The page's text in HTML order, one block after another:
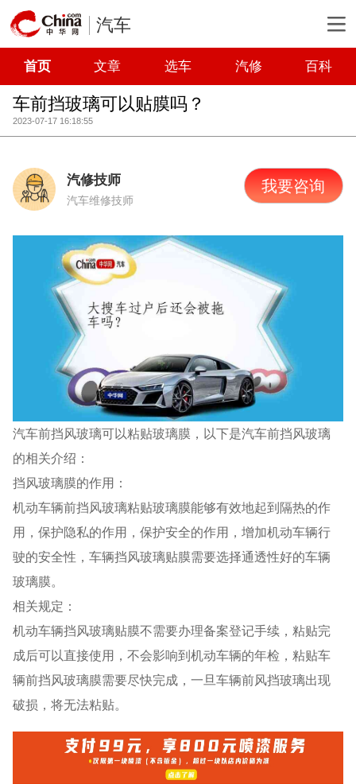
汽车
首页 文章 选车 汽修 百科
车前挡玻璃可以贴膜吗？
2023-07-17 16:18:55
汽修技师
汽车维修技师
我要咨询
汽车前挡风玻璃可以粘贴玻璃膜，以下是汽车前挡风玻璃
的相关介绍：
挡风玻璃膜的作用：
机动车辆前挡风玻璃粘贴玻璃膜能够有效地起到隔热的作
用，保护隐私的作用，保护安全的作用，增加机动车辆行
驶的安全性，车辆挡风玻璃贴膜需要选择通透性好的车辆
玻璃膜。
相关规定：
机动车辆挡风玻璃贴膜不需要办理备案登记手续，粘贴完
成后可以直接使用，不会影响到机动车辆的年检，粘贴车
辆前挡风玻璃膜需要尽快完成，一旦车辆前风挡玻璃出现
破损，将无法粘贴。